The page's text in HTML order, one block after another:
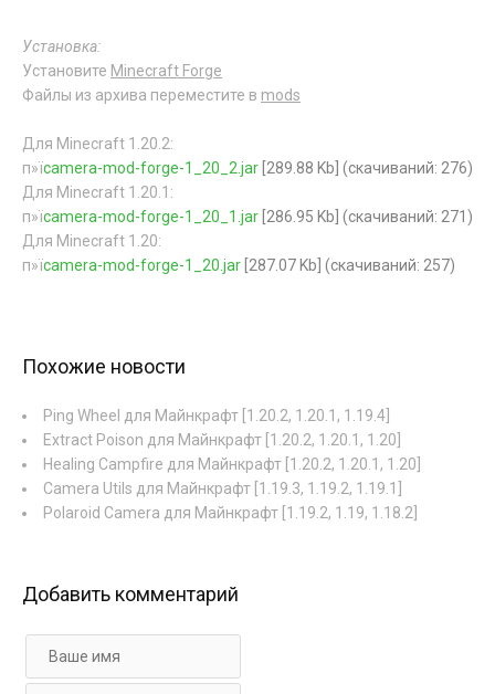
Установка:
Установите Minecraft Forge
Файлы из архива переместите в mods
Для Minecraft 1.20.2:
п»їcamera-mod-forge-1_20_2.jar [289.88 Kb] (cкачиваний: 276)
Для Minecraft 1.20.1:
п»їcamera-mod-forge-1_20_1.jar [286.95 Kb] (cкачиваний: 271)
Для Minecraft 1.20:
п»їcamera-mod-forge-1_20.jar [287.07 Kb] (cкачиваний: 257)
Похожие новости
Ping Wheel для Майнкрафт [1.20.2, 1.20.1, 1.19.4]
Extract Poison для Майнкрафт [1.20.2, 1.20.1, 1.20]
Healing Campfire для Майнкрафт [1.20.2, 1.20.1, 1.20]
Camera Utils для Майнкрафт [1.19.3, 1.19.2, 1.19.1]
Polaroid Camera для Майнкрафт [1.19.2, 1.19, 1.18.2]
Добавить комментарий